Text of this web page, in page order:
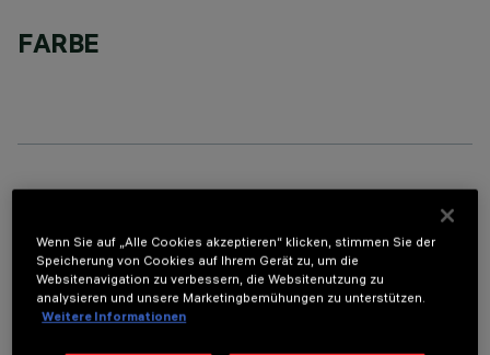
FARBE
Wenn Sie auf „Alle Cookies akzeptieren“ klicken, stimmen Sie der
Speicherung von Cookies auf Ihrem Gerät zu, um die
Websitenavigation zu verbessern, die Websitenutzung zu
analysieren und unsere Marketingbemühungen zu unterstützen.
Weitere Informationen